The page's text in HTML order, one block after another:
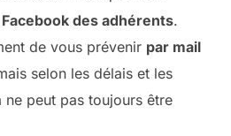
des adhérents.
de vous prévenir par mail
selon les délais et les
peut pas toujours être